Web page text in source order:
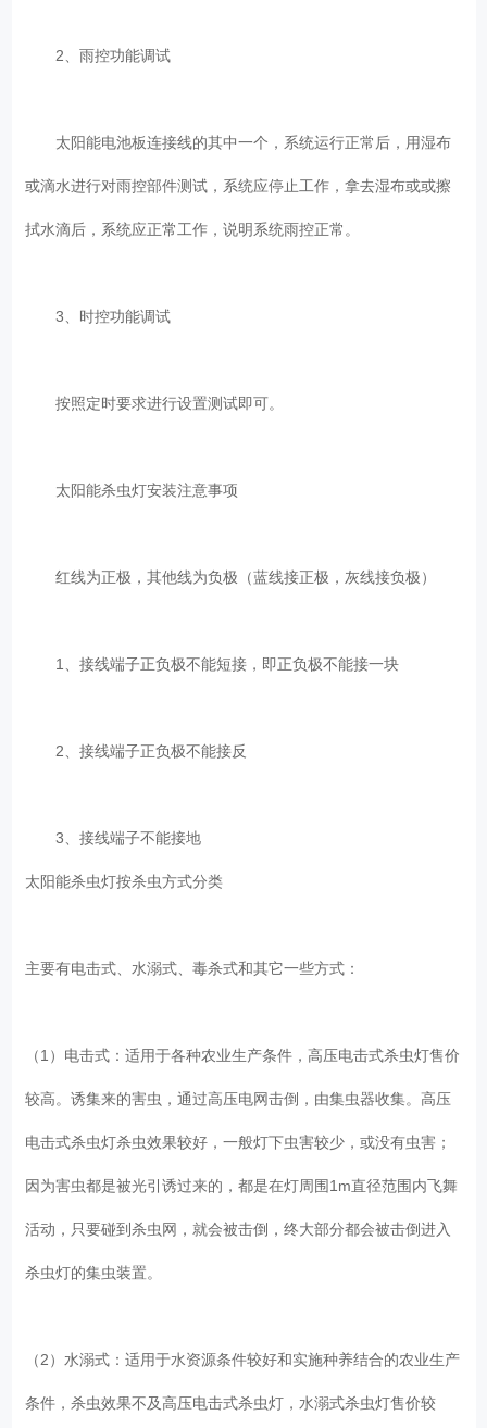
2、雨控功能调试
太阳能电池板连接线的其中一个，系统运行正常后，用湿布
或滴水进行对雨控部件测试，系统应停止工作，拿去湿布或或擦
拭水滴后，系统应正常工作，说明系统雨控正常。
3、时控功能调试
按照定时要求进行设置测试即可。
太阳能杀虫灯安装注意事项
红线为正极，其他线为负极（蓝线接正极，灰线接负极）
1、接线端子正负极不能短接，即正负极不能接一块
2、接线端子正负极不能接反
3、接线端子不能接地
太阳能杀虫灯按杀虫方式分类
主要有电击式、水溺式、毒杀式和其它一些方式：
（1）电击式：适用于各种农业生产条件，高压电击式杀虫灯售价
较高。诱集来的害虫，通过高压电网击倒，由集虫器收集。高压
电击式杀虫灯杀虫效果较好，一般灯下虫害较少，或没有虫害；
因为害虫都是被光引诱过来的，都是在灯周围1m直径范围内飞舞
活动，只要碰到杀虫网，就会被击倒，终大部分都会被击倒进入
杀虫灯的集虫装置。
（2）水溺式：适用于水资源条件较好和实施种养结合的农业生产
条件，杀虫效果不及高压电击式杀虫灯，水溺式杀虫灯售价较